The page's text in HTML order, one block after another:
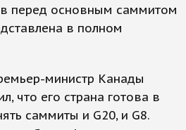
перед основным саммитом
в полном
министр Канады
что его страна готова в
саммиты и G20, и G8.